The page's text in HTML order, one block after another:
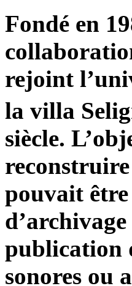
Fondé en
rejoint
la villa
siècle.
pouvait être
publication
sonores ou